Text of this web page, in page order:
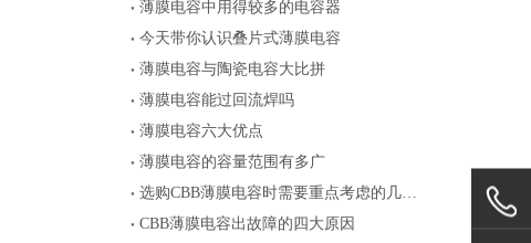
薄膜电容中用得较多的电容器
今天带你认识叠片式薄膜电容
薄膜电容与陶瓷电容大比拼
薄膜电容能过回流焊吗
薄膜电容六大优点
薄膜电容的容量范围有多广
选购CBB薄膜电容时需要重点考虑的几个参数
CBB薄膜电容出故障的四大原因